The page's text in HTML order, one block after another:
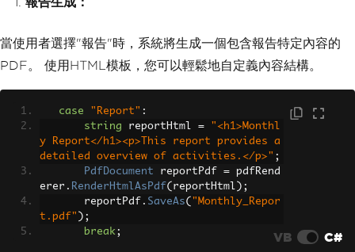
當使用者選擇"報告"時，系統將生成一個包含報告特定內容的
PDF。 使用HTML模板，您可以輕鬆地自定義內容結構。
case "Report" :
string reportHtml =
"<h1>Monthl
y Report</h1><p>This report provides a
detailed overview of activities.</p>" ;
PdfDocument reportPdf = pdfRend
erer . RenderHtmlAsPdf( reportHtml );
       reportPdf
. SaveAs( "Monthly_Repor
t.pdf" );
break; VB C#